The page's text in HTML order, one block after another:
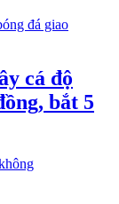
cá độ
bắt 5